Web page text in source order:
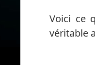
Voici ce
véritable